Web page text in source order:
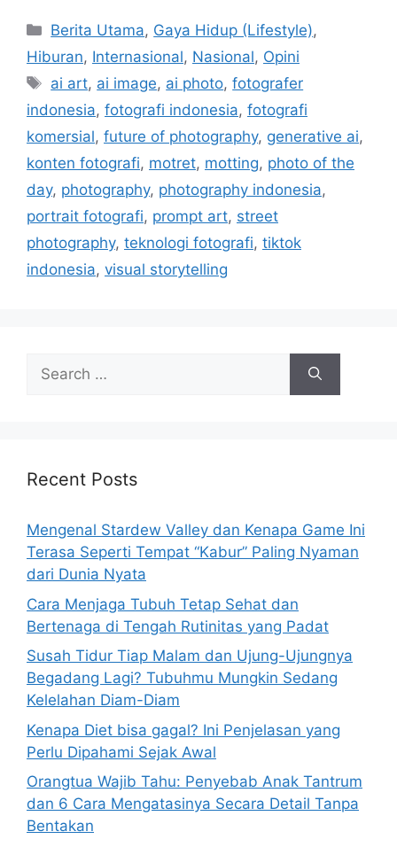
C
a
e
g
o
r
i
s
Berita Utama, Gaya Hidup (Lifestyle),
Hiburan, Internasional, Nasional, Opini
T
a
s
ai art, ai image, ai photo,fotografer
indonesia, fotografi indonesia, fotografi
komersial, future of photography, generative ai,
konten fotografi, motret, motting, photo of the
day, photography, photography indonesia,
portrait fotografi, prompt art, street
photography, teknologi fotografi, tiktok
indonesia, visual storytelling
h
r
:
Recent Posts
Mengenal Stardew Valley dan Kenapa Game Ini
Terasa Seperti Tempat “Kabur” Paling Nyaman
dari Dunia Nyata
Cara Menjaga Tubuh Tetap Sehat dan
Bertenaga di Tengah Rutinitas yang Padat
Susah Tidur Tiap Malam dan Ujung-Ujungnya
Begadang Lagi? Tubuhmu Mungkin Sedang
Kelelahan Diam-Diam
Kenapa Diet bisa gagal? Ini Penjelasan yang
Perlu Dipahami Sejak Awal
Orangtua Wajib Tahu: Penyebab Anak Tantrum
dan 6 Cara Mengatasinya Secara Detail Tanpa
Bentakan